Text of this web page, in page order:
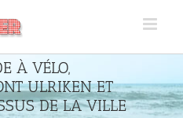
À VÉLO,
ULRIKEN ET
DE LA VILLE